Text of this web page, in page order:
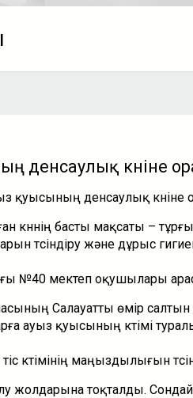
денсаулық күніне
қуысының денсаулық күніне
күннің басты мақсаты –
түсіндіру және дұрыс
№40 мектеп оқушылары
Салауатты өмір
ауыз қуысының күтімі
күтімінің маңыздылығын
тоқталды. Сондай-